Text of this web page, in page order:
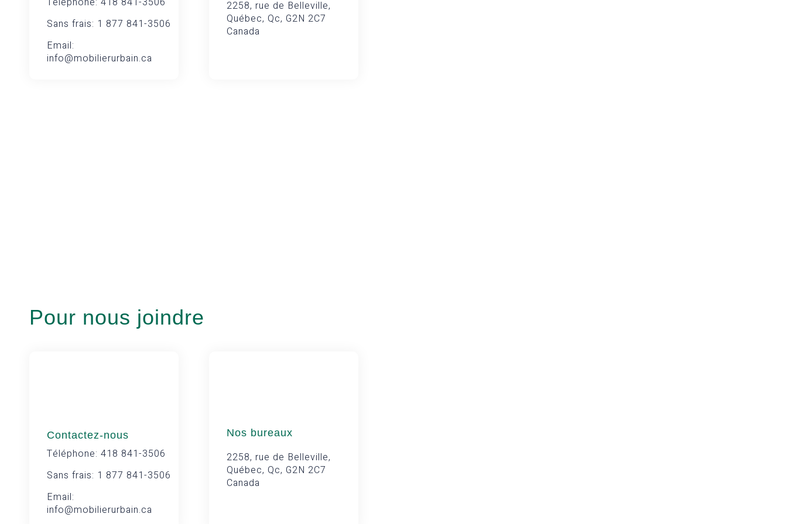
Sans frais: 1 877 841-3506
Email:
info@mobilierurbain.ca
2258, rue de Belleville,
Québec, Qc, G2N 2C7
Canada
Pour nous joindre
Contactez-nous
Téléphone: 418 841-3506
Sans frais: 1 877 841-3506
Email:
info@mobilierurbain.ca
Nos bureaux
2258, rue de Belleville,
Québec, Qc, G2N 2C7
Canada